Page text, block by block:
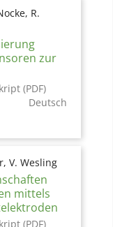
R.
zur
(PDF)
Deutsch
V. Wesling
mittels
(PDF)